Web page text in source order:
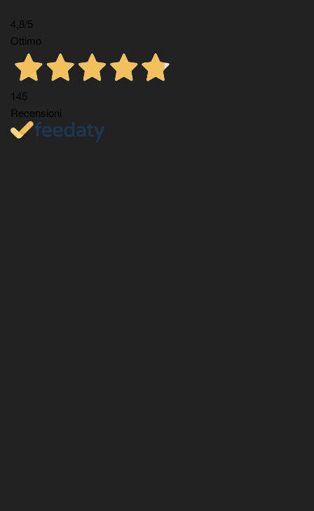
4,8/5
Ottimo
145
Recensioni